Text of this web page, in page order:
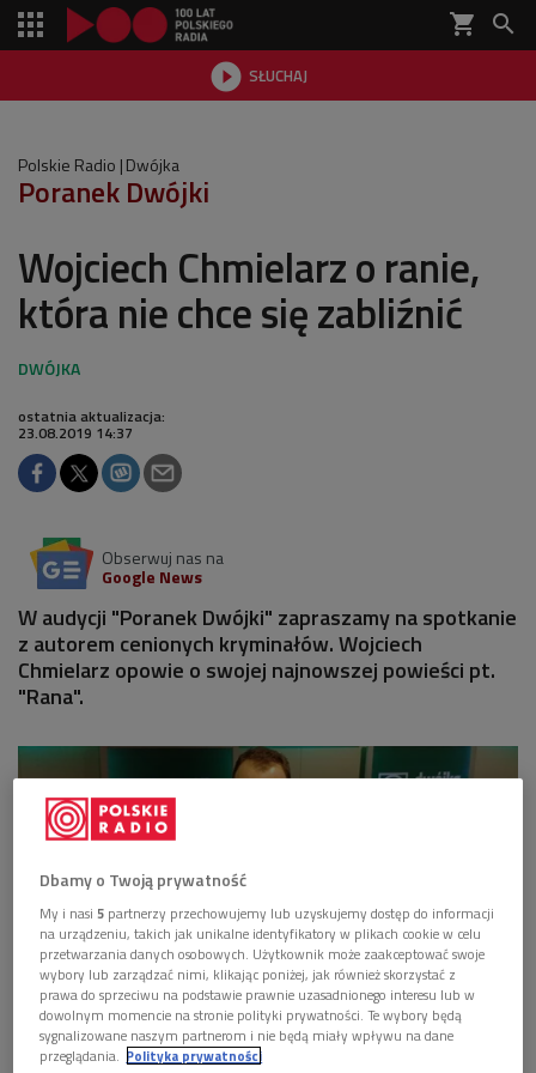
shopping_cart 
 SŁUCHAJ

Polskie Radio Dwójka
Poranek Dwójki
Wojciech Chmielarz o ranie,
która nie chce się zabliźnić
ostatnia aktualizacja:
23.08.2019 14:37
Obserwuj nas na
Google News
W audycji "Poranek Dwójki" zapraszamy na spotkanie
z autorem cenionych kryminałów. Wojciech
Chmielarz opowie o swojej najnowszej powieści pt.
"Rana".
Wojciech Chmielarz Foto: Polskie Radio
Dbamy o Twoją prywatność
My i nasi5 partnerzy przechowujemy lub uzyskujemy dostęp do informacji
na urządzeniu, takich jak unikalne identyfikatory w plikach cookie w celu
przetwarzania danych osobowych. Użytkownik może zaakceptować swoje
wybory lub zarządzać nimi, klikając poniżej, jak również skorzystać z
prawa do sprzeciwu na podstawie prawnie uzasadnionego interesu lub w
dowolnym momencie na stronie polityki prywatności. Te wybory będą
sygnalizowane naszym partnerom i nie będą miały wpływu na dane
przeglądania. Polityka prywatności